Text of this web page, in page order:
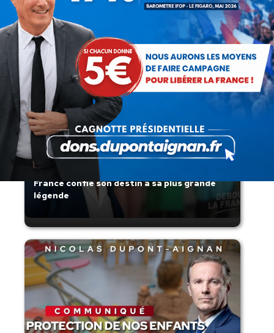
Lorsque tout flambe et que l’État
s’affaisse.
Zinedine Zidane, le retour du héros : la
France confie son destin à sa plus grande
légende